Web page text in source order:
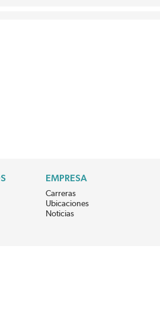
EMPRESA
Carreras
Ubicaciones
Noticias